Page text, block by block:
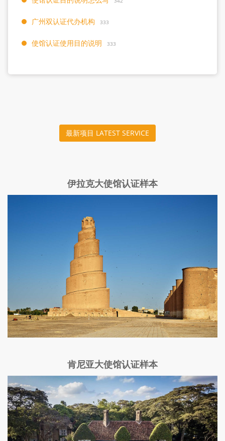
广州双认证代办机构 333
使馆认证使用目的说明 333
最新项目 LATEST SERVICE
伊拉克大使馆认证样本
肯尼亚大使馆认证样本